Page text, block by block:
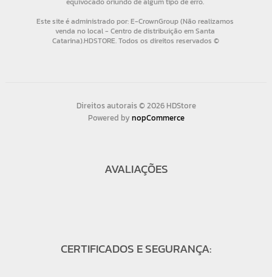
Direitos autorais © 2026 HDStore
Powered bynopCommerce
AVALIAÇÕES
CERTIFICADOS E SEGURANÇA: